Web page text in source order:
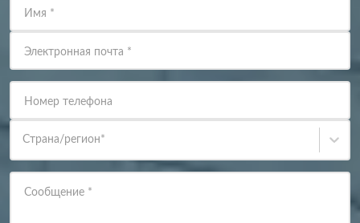
Имя *
Электронная почта *
Номер телефона
Страна/регион*
Сообщение *